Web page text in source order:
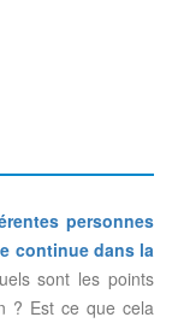
personnes
continue dans la
sont les points
? Est ce que cela